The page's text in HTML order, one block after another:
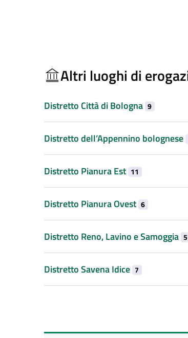
Altri luoghi di
Distretto Città di Bologna 9
Distretto dell’Appennino bolognese
Distretto Pianura Est 11
Distretto Pianura Ovest 6
Distretto Reno, Lavino e Samoggia 5
Distretto Savena Idice 7